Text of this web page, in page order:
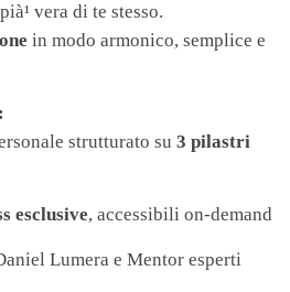
vera di te stesso.
in modo armonico, semplice e
strutturato su 3 pilastri
esclusive, accessibili on-demand
Lumera e Mentor esperti